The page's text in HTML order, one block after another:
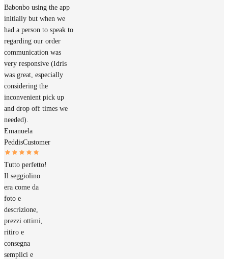
Babonbo using the app
initially but when we
had a person to speak to
regarding our order
communication was
very responsive (Idris
was great, especially
considering the
inconvenient pick up
and drop off times we
needed).
Emanuela
PeddisCustomer
Tutto perfetto!
Il seggiolino
era come da
foto e
descrizione,
prezzi ottimi,
ritiro e
consegna
semplici e